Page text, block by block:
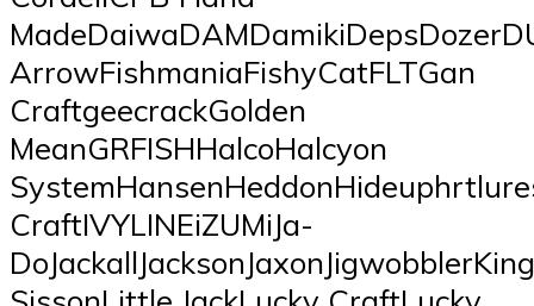
ArrowFishmaniaFishyCatFLTGan
CraftgeecrackGolden
MeanGRFISHHalcoHalcyon
CraftIVYLINEiZUMiJa-